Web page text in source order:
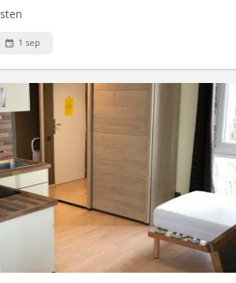
1 sep
KV 1222
STUDIO avec une vue sur le lac (très rare).
étant à 5 min du centre. A ne pas manquer.
Nouveaux châssis. Superbes finitions.